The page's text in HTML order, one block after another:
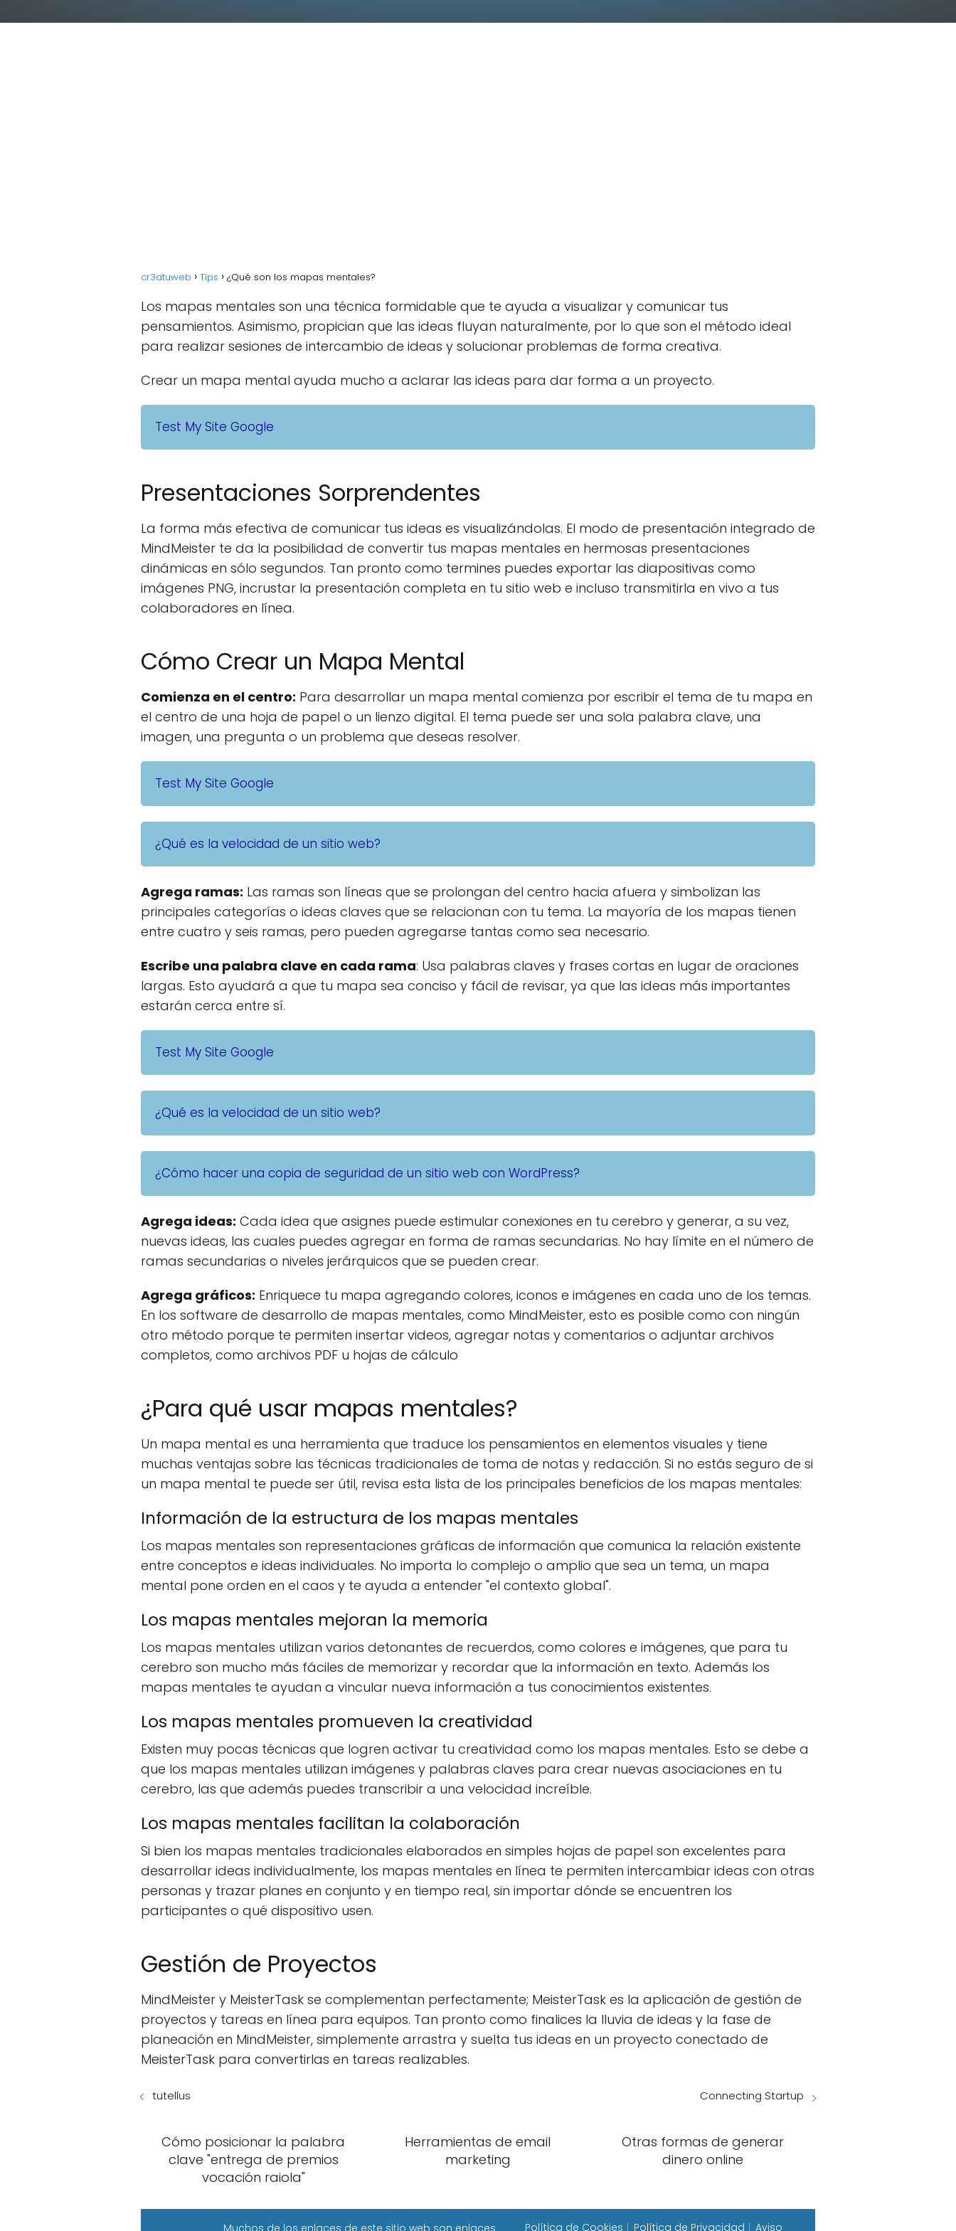
cr3atuweb Tips ¿Qué son los mapas mentales?
Los mapas mentales son una técnica formidable que te ayuda a visualizar y comunicar tus
pensamientos. Asimismo, propician que las ideas fluyan naturalmente, por lo que son el método ideal
para realizar sesiones de intercambio de ideas y solucionar problemas de forma creativa.
Crear un mapa mental ayuda mucho a aclarar las ideas para dar forma a un proyecto.
Test My Site Google
Presentaciones Sorprendentes
La forma más efectiva de comunicar tus ideas es visualizándolas. El modo de presentación integrado de
MindMeister te da la posibilidad de convertir tus mapas mentales en hermosas presentaciones
dinámicas en sólo segundos. Tan pronto como termines puedes exportar las diapositivas como
imágenes PNG, incrustar la presentación completa en tu sitio web e incluso transmitirla en vivo a tus
colaboradores en línea.
Cómo Crear un Mapa Mental
Comienza en el centro: Para desarrollar un mapa mental comienza por escribir el tema de tu mapa en
el centro de una hoja de papel o un lienzo digital. El tema puede ser una sola palabra clave, una
imagen, una pregunta o un problema que deseas resolver.
Test My Site Google
¿Qué es la velocidad de un sitio web?
Agrega ramas: Las ramas son líneas que se prolongan del centro hacia afuera y simbolizan las
principales categorías o ideas claves que se relacionan con tu tema. La mayoría de los mapas tienen
entre cuatro y seis ramas, pero pueden agregarse tantas como sea necesario.
Escribe una palabra clave en cada rama: Usa palabras claves y frases cortas en lugar de oraciones
largas. Esto ayudará a que tu mapa sea conciso y fácil de revisar, ya que las ideas más importantes
estarán cerca entre sí.
Test My Site Google
¿Qué es la velocidad de un sitio web?
¿Cómo hacer una copia de seguridad de un sitio web con WordPress?
Agrega ideas: Cada idea que asignes puede estimular conexiones en tu cerebro y generar, a su vez,
nuevas ideas, las cuales puedes agregar en forma de ramas secundarias. No hay límite en el número de
ramas secundarias o niveles jerárquicos que se pueden crear.
Agrega gráficos: Enriquece tu mapa agregando colores, iconos e imágenes en cada uno de los temas.
En los software de desarrollo de mapas mentales, como MindMeister, esto es posible como con ningún
otro método porque te permiten insertar videos, agregar notas y comentarios o adjuntar archivos
completos, como archivos PDF u hojas de cálculo
¿Para qué usar mapas mentales?
Un mapa mental es una herramienta que traduce los pensamientos en elementos visuales y tiene
muchas ventajas sobre las técnicas tradicionales de toma de notas y redacción. Si no estás seguro de si
un mapa mental te puede ser útil, revisa esta lista de los principales beneficios de los mapas mentales:
Información de la estructura de los mapas mentales
Los mapas mentales son representaciones gráficas de información que comunica la relación existente
entre conceptos e ideas individuales. No importa lo complejo o amplio que sea un tema, un mapa
mental pone orden en el caos y te ayuda a entender "el contexto global".
Los mapas mentales mejoran la memoria
Los mapas mentales utilizan varios detonantes de recuerdos, como colores e imágenes, que para tu
cerebro son mucho más fáciles de memorizar y recordar que la información en texto. Además los
mapas mentales te ayudan a vincular nueva información a tus conocimientos existentes.
Los mapas mentales promueven la creatividad
Existen muy pocas técnicas que logren activar tu creatividad como los mapas mentales. Esto se debe a
que los mapas mentales utilizan imágenes y palabras claves para crear nuevas asociaciones en tu
cerebro, las que además puedes transcribir a una velocidad increíble.
Los mapas mentales facilitan la colaboración
Si bien los mapas mentales tradicionales elaborados en simples hojas de papel son excelentes para
desarrollar ideas individualmente, los mapas mentales en línea te permiten intercambiar ideas con otras
personas y trazar planes en conjunto y en tiempo real, sin importar dónde se encuentren los
participantes o qué dispositivo usen.
Gestión de Proyectos
MindMeister y MeisterTask se complementan perfectamente; MeisterTask es la aplicación de gestión de
proyectos y tareas en línea para equipos. Tan pronto como finalices la lluvia de ideas y la fase de
planeación en MindMeister, simplemente arrastra y suelta tus ideas en un proyecto conectado de
MeisterTask para convertirlas en tareas realizables.
tutellus Connecting Startup
Cómo posicionar la palabra
clave "entrega de premios
vocación raiola"
Herramientas de email
marketing
Otras formas de generar
dinero online
Muchos de los enlaces de este sitio web son enlaces Política de Cookies Política de Privacidad Aviso